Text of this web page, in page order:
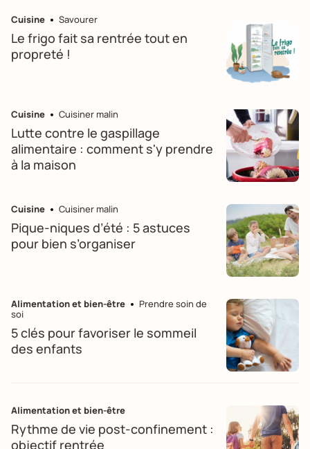
Cuisine Savourer
Le frigo fait sa rentrée tout en
propreté !
Cuisine Cuisiner malin
Lutte contre le gaspillage
alimentaire : comment s'y prendre
à la maison
Cuisine Cuisiner malin
Pique-niques d’été : 5 astuces
pour bien s’organiser
Alimentation et bien-être
Prendre soin de
soi
5 clés pour favoriser le sommeil
des enfants
Alimentation et bien-être
Rythme de vie post-confinement :
objectif rentrée